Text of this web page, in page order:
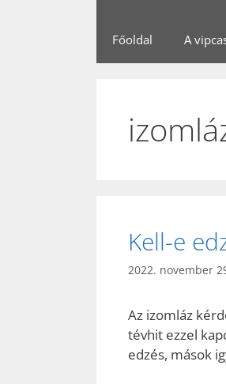
Főoldal A
Kell-e
2022. november
Az izomláz
tévhit ezzel
edzés, mások